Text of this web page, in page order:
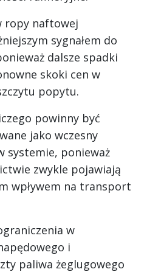
ropy naftowej
sygnałem do
dalsze spadki
skoki cen w
popytu.
powinny być
jako wczesny
systemie, ponieważ
zwykle pojawiają
wpływem na transport
w
i
paliwa żeglugowego